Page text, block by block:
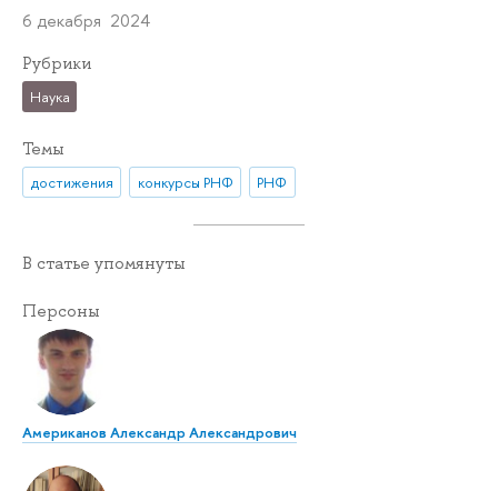
6 декабря 2024
Рубрики
Наука
Темы
достижения конкурсы РНФ РНФ
В статье упомянуты
Персоны
Американов Александр Александрович